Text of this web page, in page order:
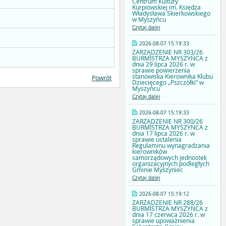
Kurpiowskiej im. Księdza
Władysława Skierkowskiego
w Myszyńcu
Czytaj dalej
2026-08-07 15:19:33
ZARZĄDZENIE NR 303/26
BURMISTRZA MYSZYŃCA z
dnia 29 lipca 2026 r. w
sprawie powierzenia
stanowiska Kierownika Klubu
Dziecięcego „Pszczółki” w
Myszyńcu
Czytaj dalej
2026-08-07 15:19:33
ZARZĄDZENIE NR 300/26
BURMISTRZA MYSZYŃCA z
dnia 17 lipca 2026 r. w
sprawie ustalenia
Regulaminu wynagradzania
kierowników
samorządowych jednostek
organizacyjnych podległych
Gminie Myszyniec
Czytaj dalej
2026-08-07 15:19:12
ZARZĄDZENIE NR 288/26
BURMISTRZA MYSZYŃCA z
dnia 17 czerwca 2026 r. w
sprawie upoważnienia
Powrót